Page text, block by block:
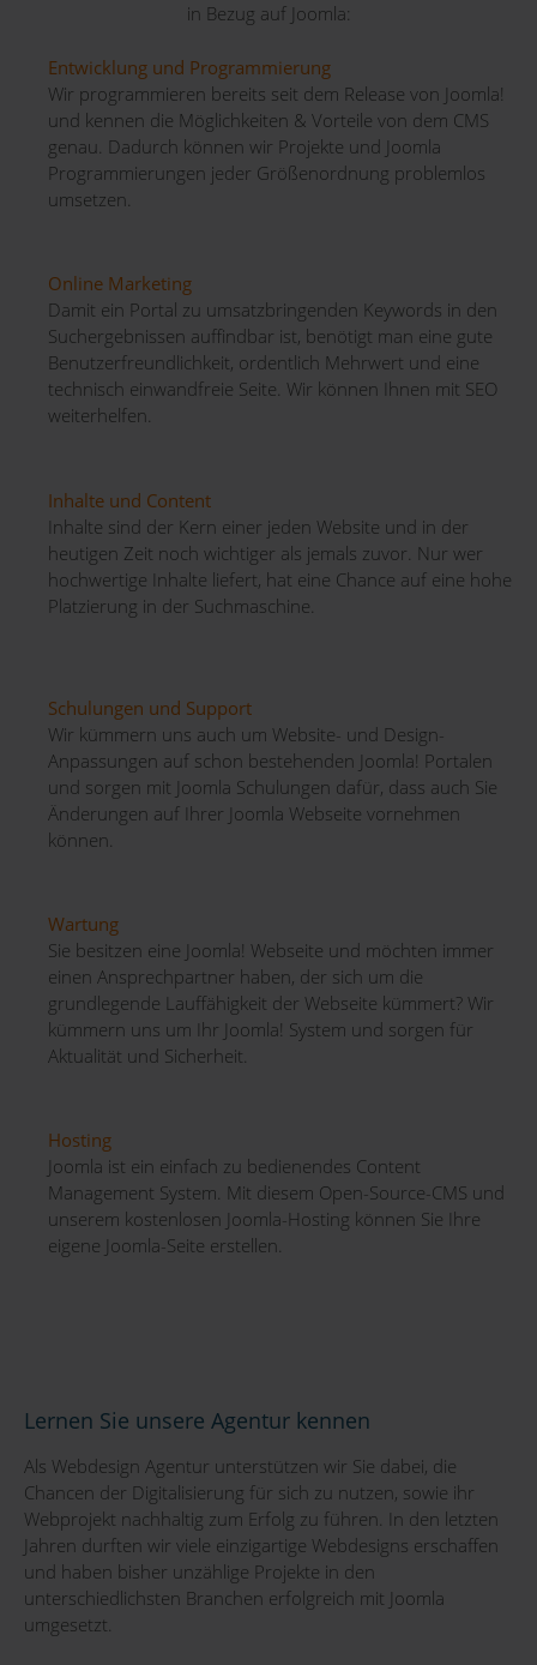
in Bezug auf Joomla:
Entwicklung und Programmierung
Wir programmieren bereits seit dem Release von Joomla!
und kennen die Möglichkeiten & Vorteile von dem CMS
genau. Dadurch können wir Projekte und Joomla
Programmierungen jeder Größenordnung problemlos
umsetzen.
Online Marketing
Damit ein Portal zu umsatzbringenden Keywords in den
Suchergebnissen auffindbar ist, benötigt man eine gute
Benutzerfreundlichkeit, ordentlich Mehrwert und eine
technisch einwandfreie Seite. Wir können Ihnen mit SEO
weiterhelfen.
Inhalte und Content
Inhalte sind der Kern einer jeden Website und in der
heutigen Zeit noch wichtiger als jemals zuvor. Nur wer
hochwertige Inhalte liefert, hat eine Chance auf eine hohe
Platzierung in der Suchmaschine.
Schulungen und Support
Wir kümmern uns auch um Website- und Design-
Anpassungen auf schon bestehenden Joomla! Portalen
und sorgen mit Joomla Schulungen dafür, dass auch Sie
Änderungen auf Ihrer Joomla Webseite vornehmen
können.
Wartung
Sie besitzen eine Joomla! Webseite und möchten immer
einen Ansprechpartner haben, der sich um die
grundlegende Lauffähigkeit der Webseite kümmert? Wir
kümmern uns um Ihr Joomla! System und sorgen für
Aktualität und Sicherheit.
Hosting
Joomla ist ein einfach zu bedienendes Content
Management System. Mit diesem Open-Source-CMS und
unserem kostenlosen Joomla-Hosting können Sie Ihre
eigene Joomla-Seite erstellen.
Lernen Sie unsere Agentur kennen
Als Webdesign Agentur unterstützen wir Sie dabei, die
Chancen der Digitalisierung für sich zu nutzen, sowie ihr
Webprojekt nachhaltig zum Erfolg zu führen. In den letzten
Jahren durften wir viele einzigartige Webdesigns erschaffen
und haben bisher unzählige Projekte in den
unterschiedlichsten Branchen erfolgreich mit Joomla
umgesetzt.